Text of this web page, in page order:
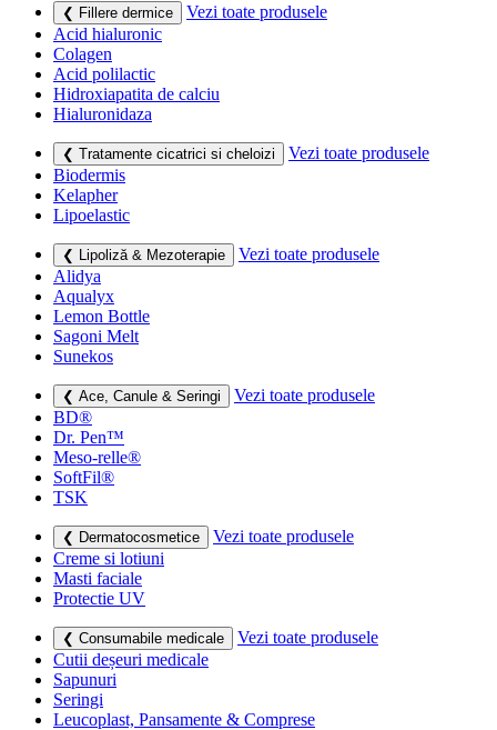
❮ Fillere dermice
Vezi toate produsele
Acid hialuronic
Colagen
Acid polilactic
Hidroxiapatita de calciu
Hialuronidaza
❮ Tratamente cicatrici si cheloizi
Vezi toate produsele
Biodermis
Kelapher
Lipoelastic
❮ Lipoliză & Mezoterapie
Vezi toate produsele
Alidya
Aqualyx
Lemon Bottle
Sagoni Melt
Sunekos
❮ Ace, Canule & Seringi
Vezi toate produsele
BD®
Dr. Pen™
Meso-relle®
SoftFil®
TSK
❮ Dermatocosmetice
Vezi toate produsele
Creme si lotiuni
Masti faciale
Protectie UV
❮ Consumabile medicale
Vezi toate produsele
Cutii deșeuri medicale
Sapunuri
Seringi
Leucoplast, Pansamente & Comprese